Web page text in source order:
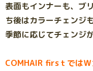
表面もインナーも、ブ
ち後はカラーチェンジ
季節に応じてチェンジ
COMHAIR firsｔでは